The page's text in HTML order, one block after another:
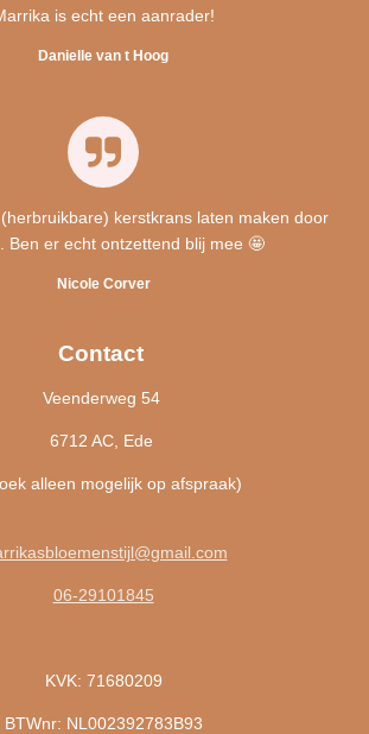
is echt een aanrader!
Danielle van t Hoog
kerstkrans laten maken door
Ben er echt ontzettend blij mee 🤩
Nicole Corver
Contact
Veenderweg 54
6712 AC, Ede
alleen mogelijk op afspraak)
06-29101845
KVK: 71680209
BTWnr: NL002392783B93